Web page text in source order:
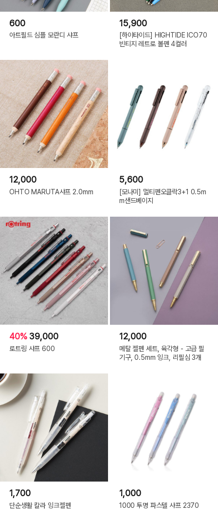
600
아트필드 심플 모란디 샤프
15,900
[하이타이드] HIGHTIDE ICO70
빈티지 레트로 볼펜 4컬러
12,000
OHTO MARUTA샤프 2.0mm
5,600
[모나미] 멀티펜오클락3+1 0.5m
m샌드베이지
40% 39,000
로트링 샤프 600
12,000
메탈 젤펜 세트, 육각형 - 고급 필
기구, 0.5mm 잉크, 리필심 3개
1,700
단순생활 칼라 잉크젤펜
1,000
1000 투명 파스텔 샤프 2370